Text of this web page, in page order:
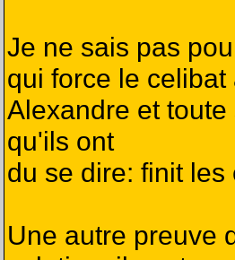
Je ne sais pas
qui force le
Alexandre et
qu'ils ont
du se dire: finit
Une autre preuve